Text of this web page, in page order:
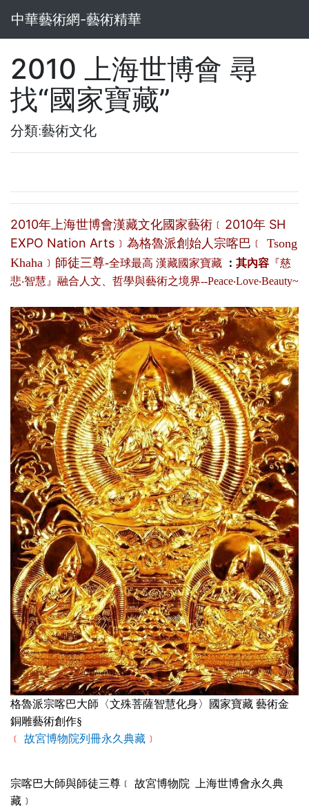
中華藝術網-藝術精華
2010 上海世博會 尋
找“國家寶藏”
分類:藝術文化
2010年上海世博會漢藏文化國家藝術﹝ 2010年 SH
EXPO Nation Arts ﹞為格魯派創始人宗喀巴﹝ Tsong
Khaha ﹞師徒三尊-全球最高 漢藏國家寶藏 ： 其內容 『慈
悲‧智慧』融合人文、哲學與藝術之境界--Peace‧Love‧Beauty~
格魯派宗喀巴大師〈文殊菩薩智慧化身〉國家寶藏 藝術金
銅雕藝術創作§
﹝
故宮博物院列冊永久典藏 ﹞
宗喀巴大師與師徒三尊﹝ 故宮博物院 上海世博會永久典
藏﹞